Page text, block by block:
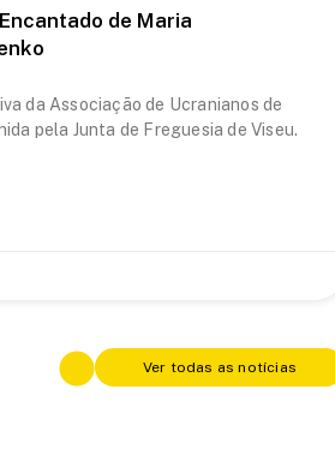
de Maria
da Associação de Ucranianos de
pela Junta de Freguesia de Viseu.
Ver todas as notícias